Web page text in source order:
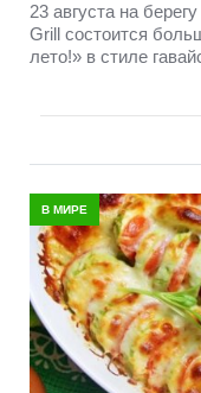
23 августа на
Grill состоится
лето!» в стиле
В МИРЕ